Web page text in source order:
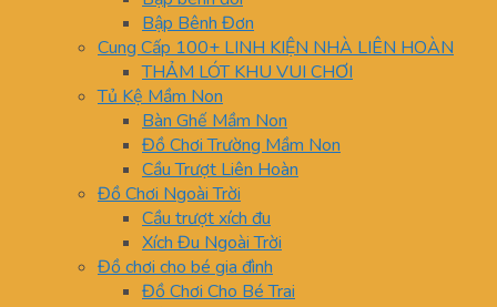
Bập Bênh Đơn
Cung Cấp 100+ LINH KIỆN NHÀ LIÊN HOÀN
THẢM LÓT KHU VUI CHƠI
Tủ Kệ Mầm Non
Bàn Ghế Mầm Non
Đồ Chơi Trường Mầm Non
Cầu Trượt Liên Hoàn
Đồ Chơi Ngoài Trời
Cầu trượt xích đu
Xích Đu Ngoài Trời
Đồ chơi cho bé gia đình
Đồ Chơi Cho Bé Trai